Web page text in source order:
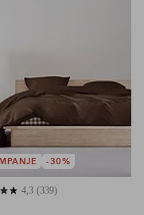
på 339 karaktergivninger
4,3 (339)
-30%